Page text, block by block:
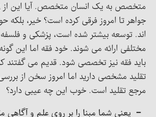
متخصص به یک انسان متخصص. آیا این
جواهر تا امروز فرقی کرده است؟ خیر، بلکه
اند. توسعه بیشتر شده است، پزشکی و فلسفه
مختلفی ارائه می شوند. خود فقه اما این
باید فقه نیز تخصصی شود. قدیم می گفتند
تقلید مشخصی دارید اما امروز سخن از
مرجع تقلید است. خوب این چه عیبی دارد؟
– یعنی شما مبنا را بر روی علم و آگاهی